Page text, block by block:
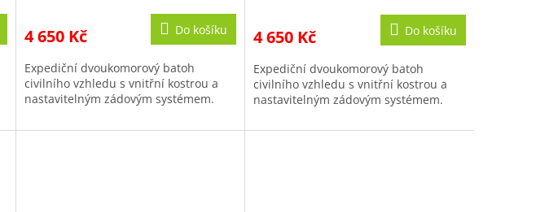
4 650 Kč Do košíku
Expediční dvoukomorový batoh
civilního vzhledu s vnitřní kostrou a
nastavitelným zádovým systémem.
4 650 Kč Do košíku
Expediční dvoukomorový batoh
civilního vzhledu s vnitřní kostrou a
nastavitelným zádovým systémem.